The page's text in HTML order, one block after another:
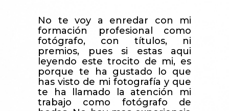
No te voy a enredar con mi
formación profesional como
fotógrafo, con títulos, ni
premios, pues si estas aqui
leyendo este trocito de mi, es
porque te ha gustado lo que
has visto de mi fotografía y que
te ha llamado la atención mi
trabajo como fotógrafo de